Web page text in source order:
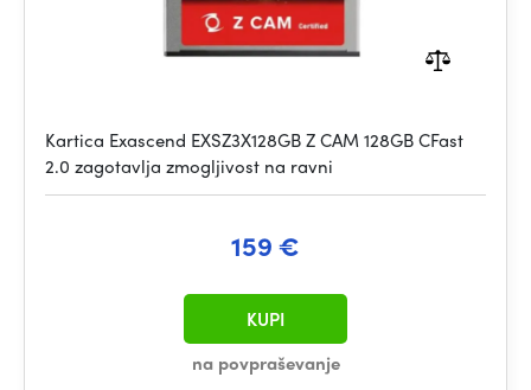
Kartica Exascend EXSZ3X128GB Z CAM 128GB CFast
2.0 zagotavlja zmogljivost na ravni
159 €
na povpraševanje
KUPI